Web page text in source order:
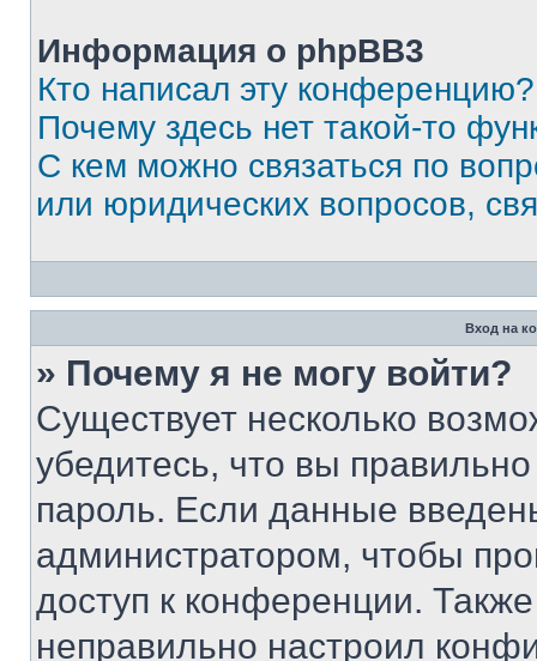
Информация о phpBB3
Кто написал эту конференцию?
Почему здесь нет такой-то
С кем можно связаться по
или юридических вопросов,
Вход на
» Почему я не могу войти?
Существует несколько
убедитесь, что вы
пароль. Если данные
администратором, чтобы
доступ к конференции.
неправильно настроил